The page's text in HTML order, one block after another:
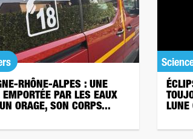
RHÔNE-ALPES : UNE
PAR LES EAUX
ORAGE, SON CORPS...
LUNE